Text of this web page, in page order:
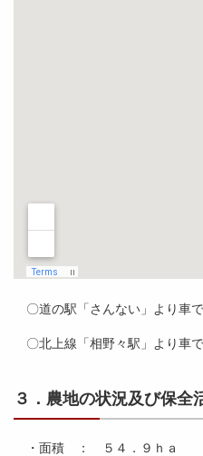
〇道の駅「さんない」より車
〇北上線「相野々駅」より車
３．農地の状況及び保全
・面積 ： ５４．９ｈａ